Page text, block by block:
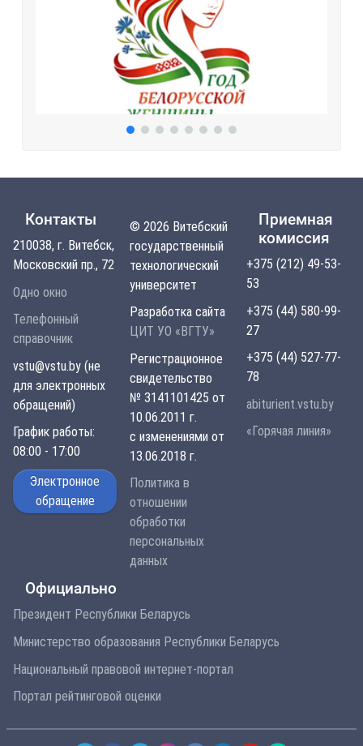
Контакты
210038, г. Витебск,
Московский пр., 72
Одно окно
Телефонный
справочник
vstu@vstu.by (не
для электронных
обращений)
График работы:
08:00 - 17:00
Электронное
обращение
© 2026 Витебский
государственный
технологический
университет
Разработка сайта
ЦИТ УО «ВГТУ»
Регистрационное
свидетельство
№ 3141101425 от
10.06.2011 г.
с изменениями от
13.06.2018 г.
Политика в
отношении
обработки
персональных
данных
Приемная
комиссия
+375 (212) 49-53-
53
+375 (44) 580-99-
27
+375 (44) 527-77-
78
abiturient.vstu.by
«Горячая линия»
Официально
Президент Республики Беларусь
Министерство образования Республики Беларусь
Национальный правовой интернет-портал
Портал рейтинговой оценки